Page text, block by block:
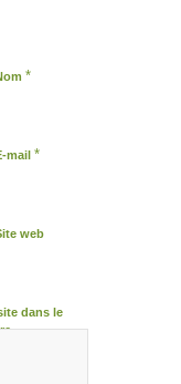
*
mail *
web
dans le